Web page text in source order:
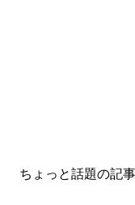
ちょっと話題の記事